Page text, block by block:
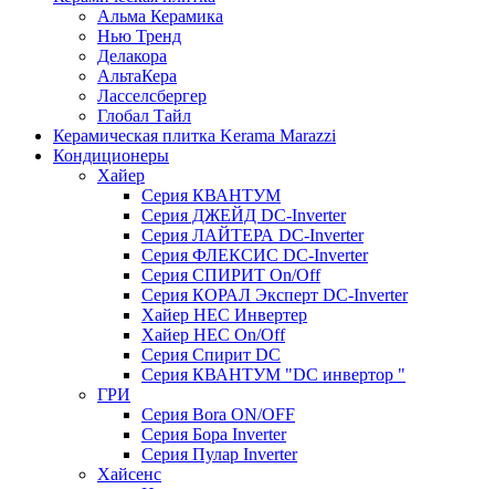
Альма Керамика
Нью Тренд
Делакора
АльтаКера
Ласселсбергер
Глобал Тайл
Керамическая плитка Kerama Marazzi
Кондиционеры
Хайер
Серия КВАНТУМ
Серия ДЖЕЙД DC-Inverter
Серия ЛАЙТЕРА DC-Inverter
Серия ФЛЕКСИС DC-Inverter
Серия СПИРИТ On/Off
Серия КОРАЛ Эксперт DC-Inverter
Хайер HEC Инвертер
Хайер HEC On/Off
Серия Спирит DC
Серия КВАНТУМ "DC инвертор "
ГРИ
Серия Bora ON/OFF
Серия Бора Inverter
Серия Пулар Inverter
Хайсенс